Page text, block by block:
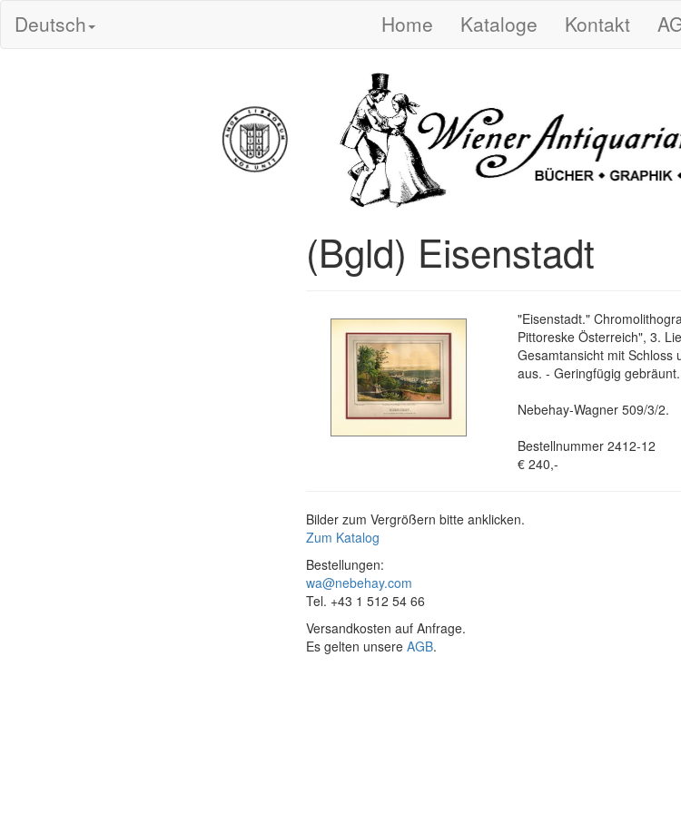
Deutsch Home Kataloge Kontakt
(Bgld) Eisenstadt
"Eisenstadt."
Pittoreske Österreich", 3.
Gesamtansicht mit Schloss
aus. - Geringfügig gebräunt.
Nebehay-Wagner 509/3/2.
Bestellnummer 2412-12
€ 240,-
Bilder zum Vergrößern bitte anklicken.
Zum Katalog
Bestellungen:
wa@nebehay.com
Tel. +43 1 512 54 66
Versandkosten auf Anfrage.
Es gelten unsere AGB.